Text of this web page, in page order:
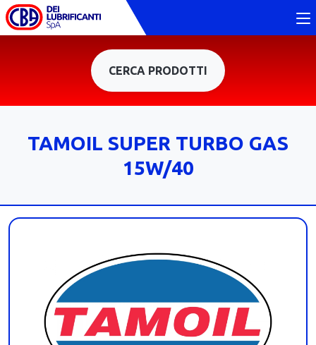
CERCA PRODOTTI
TAMOIL SUPER TURBO GAS
15W/40